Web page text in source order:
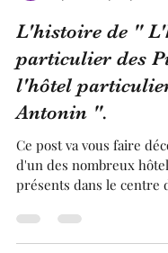
24 mai 2024
4 min
L'histoire de "